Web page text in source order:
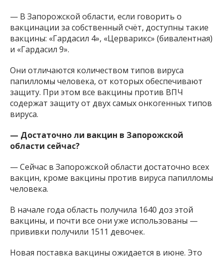
— В Запорожской области, если говорить о
вакцинации за собственный счёт, доступны такие
вакцины: «Гардасил 4», «Церварикс» (бивалентная)
и «Гардасил 9».
Они отличаются количеством типов вируса
папилломы человека, от которых обеспечивают
защиту. При этом все вакцины против ВПЧ
содержат защиту от двух самых онкогенных типов
вируса.
— Достаточно ли вакцин в Запорожской
области сейчас?
— Сейчас в Запорожской области достаточно всех
вакцин, кроме вакцины против вируса папилломы
человека.
В начале года область получила 1640 доз этой
вакцины, и почти все они уже использованы —
прививки получили 1511 девочек.
Новая поставка вакцины ожидается в июне. Это